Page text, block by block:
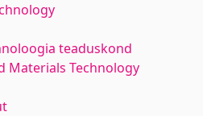
teaduskond
Materials Technology